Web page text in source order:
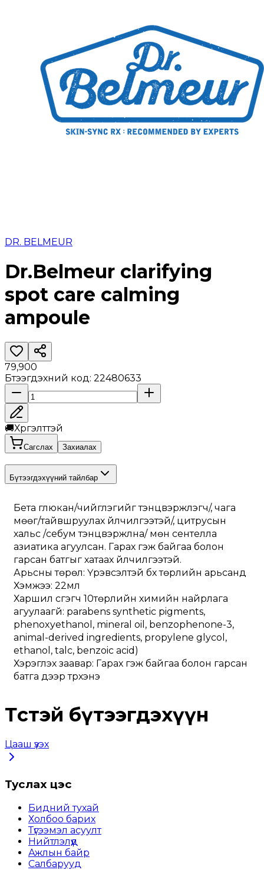
DR. BELMEUR
Dr.Belmeur clarifying
spot care calming
ampoule
79,900
Бүтээгдэхүүний код: 22480633
🚚Хүргэлттэй
Сагслах Захиалах
Бүтээгдэхүүний тайлбар
Бета глюкан/чийглэгийг тэнцвэржүүлэгч/, чага
мөөг/тайвшруулах үйлчилгээтэй/, цитрусын
хальс /себум тэнцвэржүүлна/ мөн сентелла
азиатика агуулсан. Гарах гэж байгаа болон
гарсан батгыг хатаах үйлчилгээтэй.
Арьсны төрөл: Үрэвсэлтэй бүх төрлийн арьсанд
Хэмжээ: 22мл
Харшил үүсгэгч 10төрлийн химийн найрлага
агуулаагүй: parabens synthetic pigments,
phenoxyethanol, mineral oil, benzophenone-3,
animal-derived ingredients, propylene glycol,
ethanol, talc, benzoic acid)
Хэрэглэх заавар: Гарах гэж байгаа болон гарсан
батга дээр түрхэнэ
Төстэй бүтээгдэхүүн
Цааш үзэх
Туслах цэс
Бидний тухай
Холбоо барих
Түгээмэл асуулт
Нийтлэлүүд
Ажлын байр
Салбарууд